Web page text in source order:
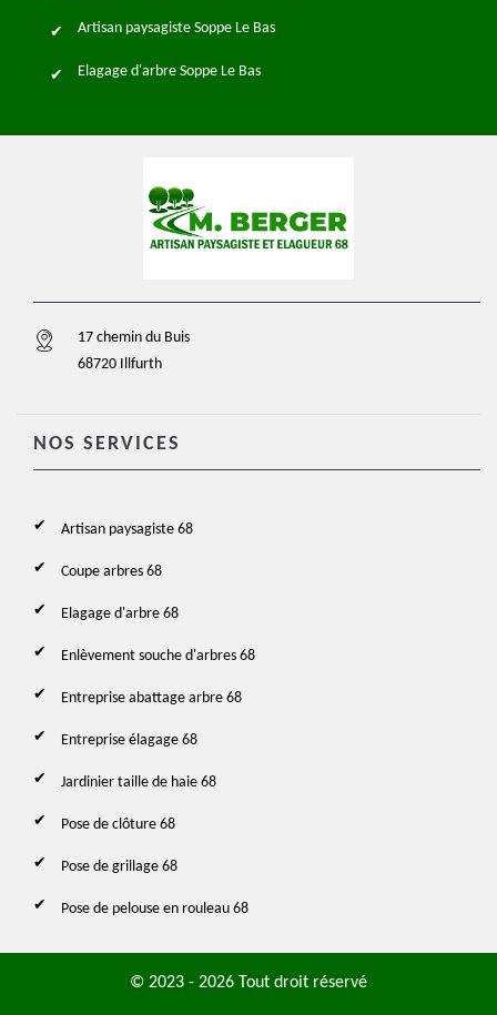
Artisan paysagiste Soppe Le Bas
Elagage d'arbre Soppe Le Bas
17 chemin du Buis
68720 Illfurth
NOS SERVICES
Artisan paysagiste 68
Coupe arbres 68
Elagage d'arbre 68
Enlèvement souche d'arbres 68
Entreprise abattage arbre 68
Entreprise élagage 68
Jardinier taille de haie 68
Pose de clôture 68
Pose de grillage 68
Pose de pelouse en rouleau 68
© 2023 - 2026 Tout droit réservé